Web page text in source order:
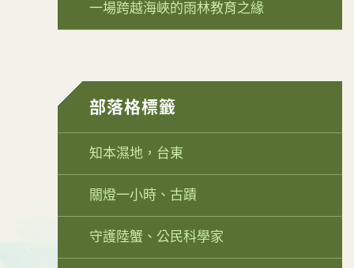
一場跨越海峽的雨林教育之緣
部落格標籤
知本濕地，台東
關燈一小時、古蹟
守護陸蟹、公民科學家